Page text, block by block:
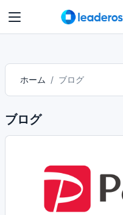
ホーム ブログ
ブログ